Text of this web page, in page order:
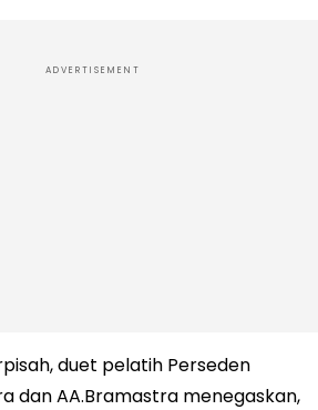
ADVERTISEMENT
duet pelatih Perseden
dan AA.Bramastra menegaskan,